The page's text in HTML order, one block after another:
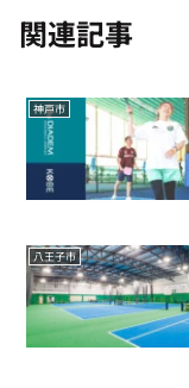
関連記事
神戸市
八王子市